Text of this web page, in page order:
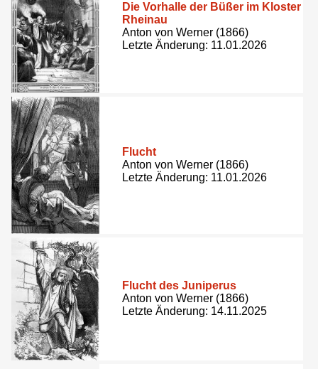
Die Vorhalle der Büßer im Kloster
Rheinau
Anton von Werner (1866)
Letzte Änderung: 11.01.2026
Flucht
Anton von Werner (1866)
Letzte Änderung: 11.01.2026
Flucht des Juniperus
Anton von Werner (1866)
Letzte Änderung: 14.11.2025